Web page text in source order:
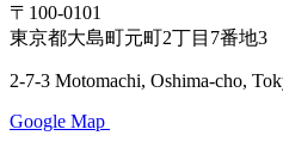
〒100-0101
東京都大島町元町2丁目7番地3
2-7-3 Motomachi, Oshima-cho,
Google Map